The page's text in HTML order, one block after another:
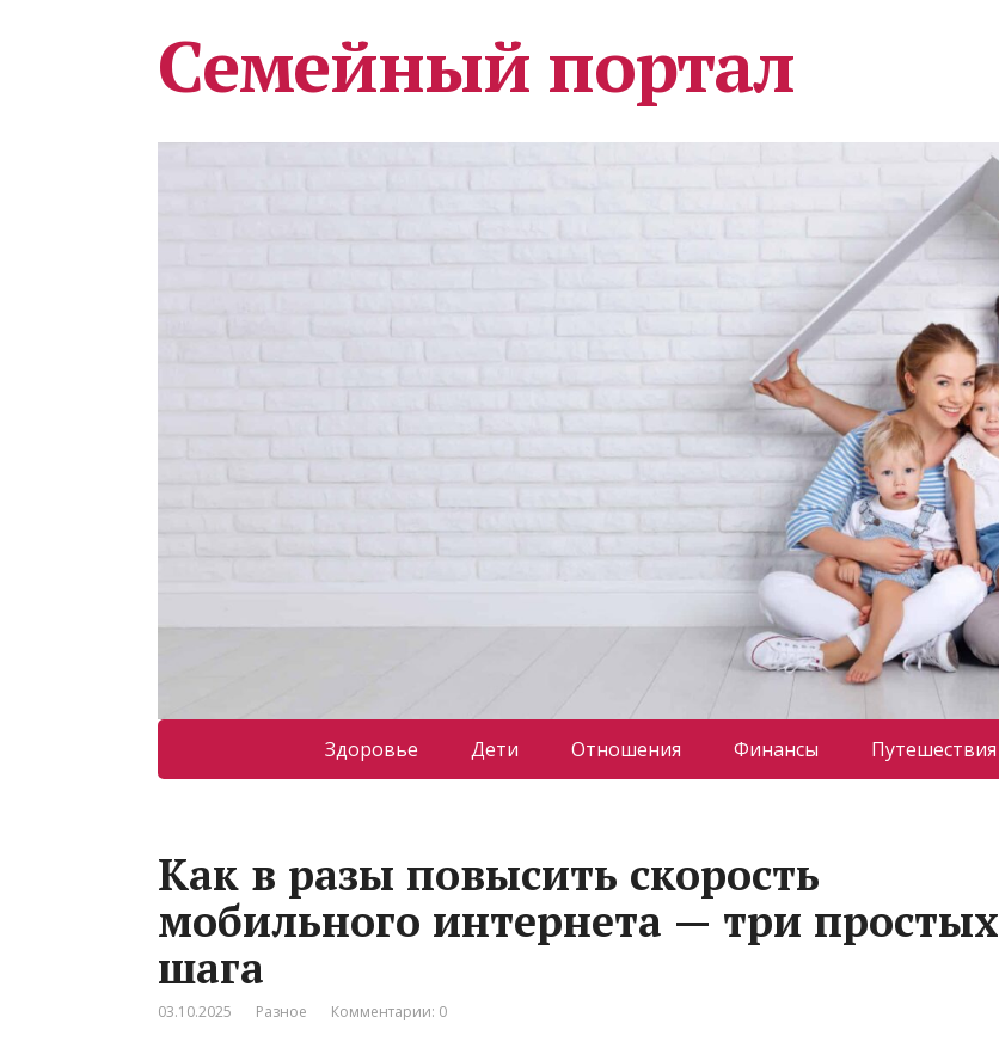
Семейный портал
Здоровье Дети Отношения Финансы Путешествия
Как в разы повысить скорость
мобильного интернета — три простых
шага
03.10.2025 Разное Комментарии: 0